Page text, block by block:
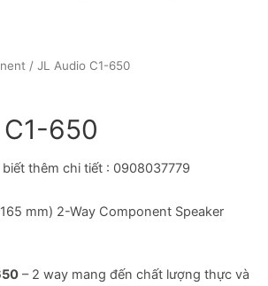
/ JL Audio C1-650
650
thêm chi tiết : 0908037779
mm) 2-Way Component Speaker
– 2 way mang đến chất lượng thực và